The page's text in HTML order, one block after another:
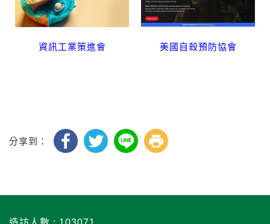
資訊工業策進會 美國自殺預防協會
分享到：